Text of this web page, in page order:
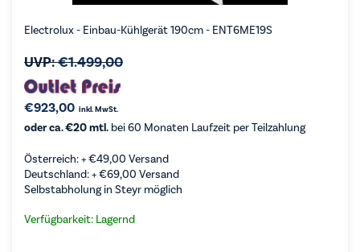
Electrolux - Einbau-Kühlgerät 190cm - ENT6ME19S
UVP:€1.499,00
€923,00 inkl. MwSt.
oder ca. €20 mtl. bei 60 Monaten Laufzeit per Teilzahlung
Österreich: +€49,00 Versand
Deutschland: +€69,00 Versand
Selbstabholung in Steyr möglich
Verfügbarkeit: Lagernd